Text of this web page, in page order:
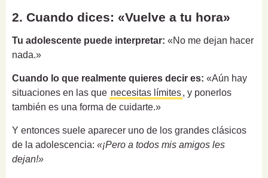
2. Cuando dices: «Vuelve a tu hora»
Tu adolescente puede interpretar: «No me dejan hacer
nada.»
Cuando lo que realmente quieres decir es: «Aún hay
situaciones en las que necesitas límites, y ponerlos
también es una forma de cuidarte.»
Y entonces suele aparecer uno de los grandes clásicos
de la adolescencia: «¡Pero a todos mis amigos les
dejan!»